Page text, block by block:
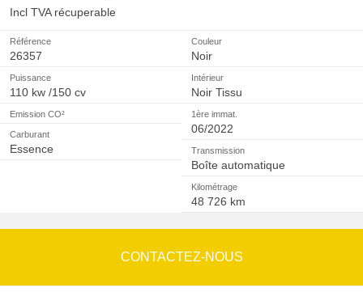
Incl TVA récuperable
Référence
26357
Puissance
110 kw /150 cv
Emission CO²
Carburant
Essence
Couleur
Noir
Intérieur
Noir Tissu
1ère immat.
06/2022
Transmission
Boîte automatique
Kilométrage
48 726 km
CONTACTEZ-NOUS